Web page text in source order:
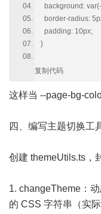
background:
border-radius:
padding: 10px;
}
复制代码
这样当 --page-bg-
四、编写主题切换工
创建 themeUtils.ts，
1. changeTheme：
的 CSS 字符串（实